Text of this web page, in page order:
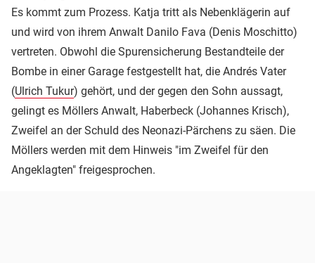
Es kommt zum Prozess. Katja tritt als Nebenklägerin auf
und wird von ihrem Anwalt Danilo Fava (Denis Moschitto)
vertreten. Obwohl die Spurensicherung Bestandteile der
Bombe in einer Garage festgestellt hat, die Andrés Vater
(Ulrich Tukur) gehört, und der gegen den Sohn aussagt,
gelingt es Möllers Anwalt, Haberbeck (Johannes Krisch),
Zweifel an der Schuld des Neonazi-Pärchens zu säen. Die
Möllers werden mit dem Hinweis "im Zweifel für den
Angeklagten" freigesprochen.